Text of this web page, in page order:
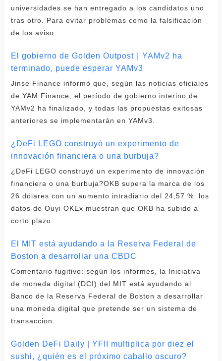
universidades se han entregado a los candidatos uno
tras otro. Para evitar problemas como la falsificación
de los aviso.
El gobierno de Golden Outpost｜YAMv2 ha
terminado, puede esperar YAMv3
Jinse Finance informó que, según las noticias oficiales
de YAM Finance, el período de gobierno interino de
YAMv2 ha finalizado, y todas las propuestas exitosas
anteriores se implementarán en YAMv3.
¿DeFi LEGO construyó un experimento de
innovación financiera o una burbuja?
¿DeFi LEGO construyó un experimento de innovación
financiera o una burbuja?OKB supera la marca de los
26 dólares con un aumento intradiario del 24,57 %: los
datos de Ouyi OKEx muestran que OKB ha subido a
corto plazo.
El MIT está ayudando a la Reserva Federal de
Boston a desarrollar una CBDC
Comentario fugitivo: según los informes, la Iniciativa
de moneda digital (DCI) del MIT está ayudando al
Banco de la Reserva Federal de Boston a desarrollar
una moneda digital que pretende ser un sistema de
transaccion.
Golden DeFi Daily | YFII multiplica por diez el
sushi, ¿quién es el próximo caballo oscuro?